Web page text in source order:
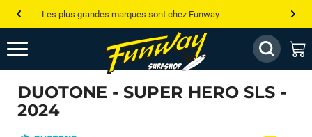
Les plus grandes marques sont chez Funway
Jusqu’à -75% de remise sur le windsurf, wingfoil, etc...
💰 Meilleur prix garanti — Moins cher ailleurs ? On s’aligne !
Besoin de conseils de pro ? Appelle nous !
DUOTONE - SUPER HERO SLS -
2024